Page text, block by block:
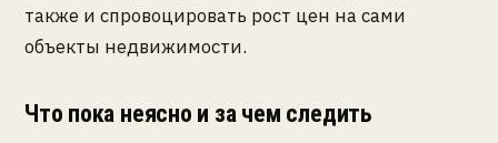
также и спровоцировать рост цен на сами
объекты недвижимости.
Что пока неясно и за чем следить